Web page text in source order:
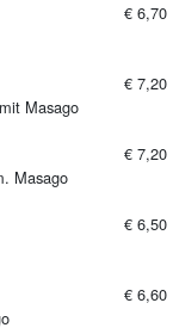
€ 6,70
Masago
€ 7,20
Masago
€ 7,20
€ 6,50
€ 6,60